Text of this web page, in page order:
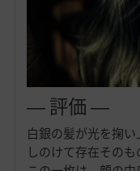
― 評価 ―
白銀の髪が光を掬
しのけて存在そのも